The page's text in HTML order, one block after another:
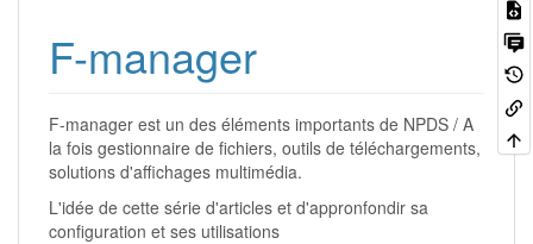
F-manager
F-manager est un des éléments importants de NPDS / A
la fois gestionnaire de fichiers, outils de téléchargements,
solutions d'affichages multimédia.
L'idée de cette série d'articles et d'appronfondir sa
configuration et ses utilisations